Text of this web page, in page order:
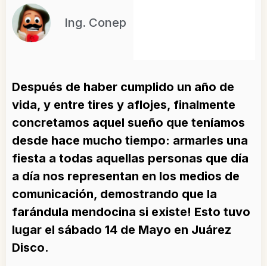
Ing. Conep
Después de haber cumplido un año de
vida, y entre tires y aflojes, finalmente
concretamos aquel sueño que teníamos
desde hace mucho tiempo: armarles una
fiesta a todas aquellas personas que día
a día nos representan en los medios de
comunicación, demostrando que la
farándula mendocina si existe! Esto tuvo
lugar el sábado 14 de Mayo en Juárez
Disco.